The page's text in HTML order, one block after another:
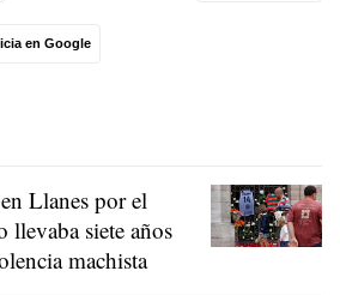
en Google
Llanes por el
siete años
machista